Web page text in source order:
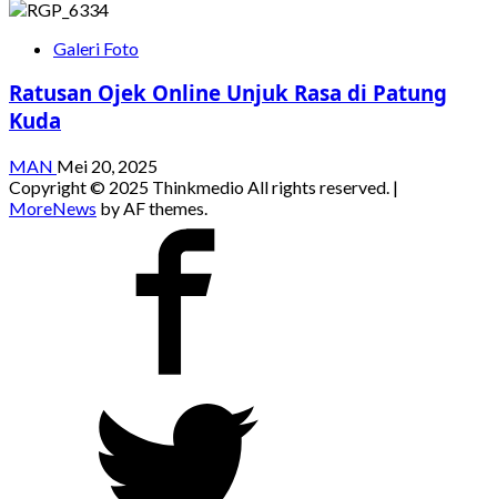
Galeri Foto
Ratusan Ojek Online Unjuk Rasa di Patung
Kuda
MAN Mei 20, 2025
Copyright © 2025 Thinkmedio All rights reserved. |
MoreNews by AF themes.